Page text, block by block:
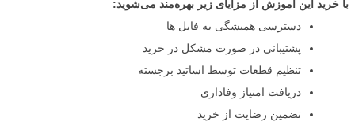
با خرید این آموزش از مزایای زیر بهره‌مند می‌شوید:
دسترسی همیشگی به فایل ها
پشتیبانی در صورت مشکل در خرید
تنظیم قطعات توسط اساتید برجسته
دریافت امتیاز وفاداری
تضمین رضایت از خرید